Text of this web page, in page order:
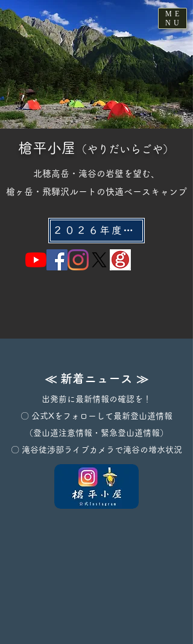
ME
NU
槍平小屋 （やりだいらごや）​
北穂高岳・滝谷の岩壁を望む、
槍ヶ岳・飛騨沢ルートの快適ベースキャンプ
２０２６年度 ご宿泊・テント泊のご利用案内
≪ 新着ニュース ≫
出発前に最新情報の確認を！​
〇 公式Xをフォローして最新登山道情報
（登山道注意情報・緊急登山道情報）
〇 ​滝谷徒渉部ライブカメラで滝谷の増水状況